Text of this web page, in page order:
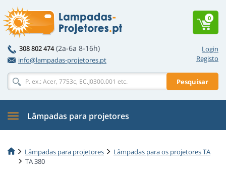
Login
Registo
308 802 474 (2a-6a 8-16h)
info@lampadas-projetores.pt
Pesquisar
0
Lâmpadas para projetores
Lâmpadas para projetores
Lâmpadas para os projetores TA
TA 380